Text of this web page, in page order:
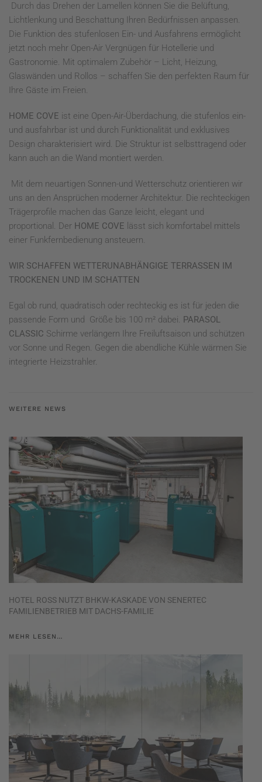
Durch das Drehen der Lamellen können Sie die Belüftung,
Lichtlenkung und Beschattung Ihren Bedürfnissen anpassen.
Die Funktion des stufenlosen Ein- und Ausfahrens ermöglicht
jetzt noch mehr Open-Air Vergnügen für Hotellerie und
Gastronomie. Mit optimalem Zubehör – Licht, Heizung,
Glaswänden und Rollos – schaffen Sie den perfekten Raum für
Ihre Gäste im Freien.
HOME COVE ist eine Open-Air-Überdachung, die stufenlos ein-
und ausfahrbar ist und durch Funktionalität und exklusives
Design charakterisiert wird. Die Struktur ist selbsttragend oder
kann auch an die Wand montiert werden.
Mit dem neuartigen Sonnen-und Wetterschutz orientieren wir
uns an den Ansprüchen moderner Architektur. Die rechteckigen
Trägerprofile machen das Ganze leicht, elegant und
proportional. Der HOME COVE lässt sich komfortabel mittels
einer Funkfernbedienung ansteuern.
WIR SCHAFFEN WETTERUNABHÄNGIGE TERRASSEN IM
TROCKENEN UND IM SCHATTEN
Egal ob rund, quadratisch oder rechteckig es ist für jeden die
passende Form und
Größe bis 100 m² dabei. PARASOL
CLASSIC Schirme verlängern Ihre Freiluftsaison und schützen
vor Sonne und Regen. Gegen die abendliche Kühle wärmen Sie
integrierte Heizstrahler.
WEITERE NEWS
HOTEL ROSS NUTZT BHKW-KASKADE VON SENERTEC
FAMILIENBETRIEB MIT DACHS-FAMILIE
MEHR LESEN…